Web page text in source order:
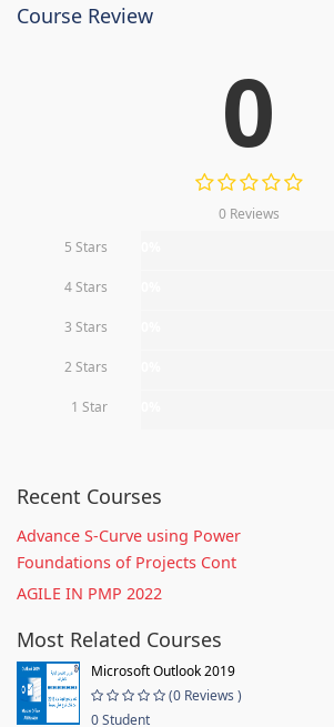
Course Review
0
0 Reviews
5 Stars
4 Stars
3 Stars
2 Stars
1 Star
Recent Courses
Advance S-Curve using Power
Foundations of Projects Cont
AGILE IN PMP 2022
Most Related Courses
Microsoft Outlook 2019
(0 Reviews )
0 Student